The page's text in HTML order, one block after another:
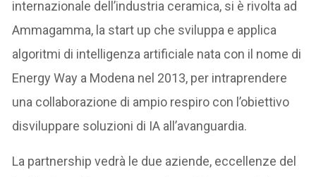
internazionale dell’industria ceramica, si è rivolta ad
Ammagamma, la start up che sviluppa e applica
algoritmi di intelligenza artificiale nata con il nome di
Energy Way a Modena nel 2013, per intraprendere
una collaborazione di ampio respiro con l’obiettivo
disviluppare soluzioni di IA all’avanguardia.
La partnership vedrà le due aziende, eccellenze del